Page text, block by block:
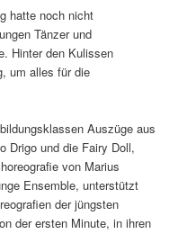
hatte noch nicht
Tänzer und
Hinter den Kulissen
um alles für die
Auszüge aus
Drigo und die Fairy Doll,
von Marius
Ensemble, unterstützt
der jüngsten
der ersten Minute, in ihren